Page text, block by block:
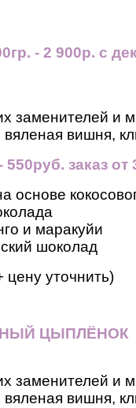
- 2 900р. с
заменителей и
вишня,
заказ от
основе
и маракуйи
шоколад
цену уточнить)
ЦЫПЛЁНОК
заменителей и
вишня,